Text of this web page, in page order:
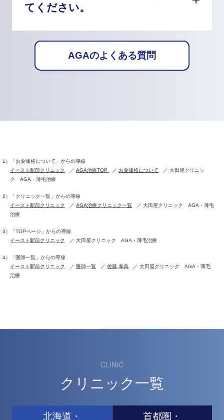
てください。
AGAのよくある質問
1）「お薬価格について」からの導線
イースト駅前クリニック
AGA治療TOP お薬価格について
大田屋クリニッ
ク AGA・薄毛治療
2）「クリニック一覧」からの導線
イースト駅前クリニック
AGA治療クリニック一覧
大田屋クリニック AGA・薄毛
治療
3）「TOPページ」からの導線
イースト駅前クリニック
大田屋クリニック AGA・薄毛治療
4）「医師一覧」からの導線
イースト駅前クリニック
医師一覧 佐藤 孝典
大田屋クリニック AGA・薄毛
治療
CLINIC
クリニック一覧
北海道・
首都圏・